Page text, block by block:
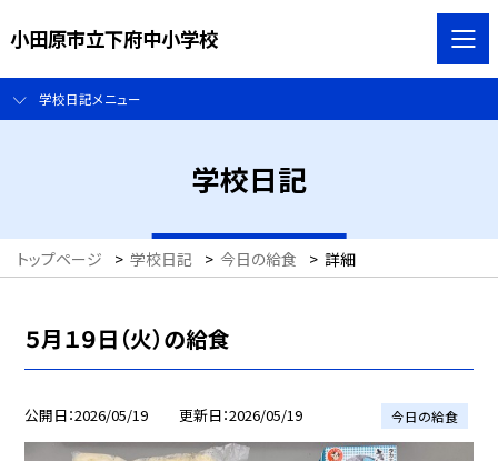
小田原市立下府中小学校
学校日記メニュー
学校日記
トップページ > 学校日記 > 今日の給食 > 詳細
５月１９日（火）の給食
公開日 2026/05/19 更新日 2026/05/19 今日の給食